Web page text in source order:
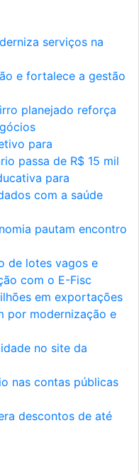
serviços na
e fortalece a gestão
planejado reforça
para
passa de R$ 15 mil
para
com a saúde
pautam encontro
de lotes vagos e
com o E-Fisc
em exportações
por modernização e
no site da
nas contas públicas
descontos de até